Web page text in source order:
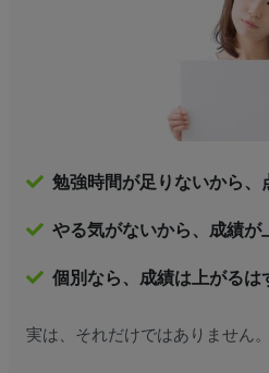
勉強時間が足りないから、
やる気がないから、成績が
個別なら、成績は上がるは
実は、それだけではありません。